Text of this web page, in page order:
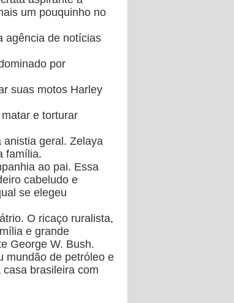
um pouquinho no
agência de notícias
por
suas motos Harley
e torturar
anistia geral. Zelaya
família.
ao pai. Essa
cabeludo e
se elegeu
O ricaço ruralista,
e grande
George W. Bush.
mundão de petróleo e
brasileira com